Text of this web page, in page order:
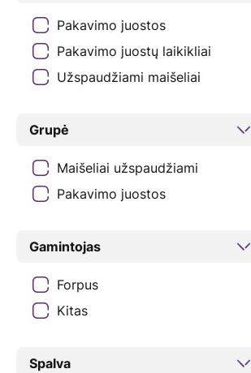
Pakavimo juostos
Pakavimo juostų laikikliai
Užspaudžiami maišeliai
Grupė
Maišeliai užspaudžiami
Pakavimo juostos
Gamintojas
Forpus
Kitas
Spalva